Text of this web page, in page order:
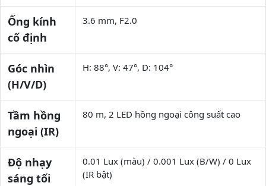
Ống kính
cố định
3.6 mm, F2.0
Góc nhìn
(H/V/D)
H: 88°, V: 47°, D: 104°
Tầm hồng
ngoại (IR)
80 m, 2 LED hồng ngoại công suất cao
Độ nhạy
sáng tối
0.01 Lux (màu) / 0.001 Lux (B/W) / 0 Lux
(IR bật)